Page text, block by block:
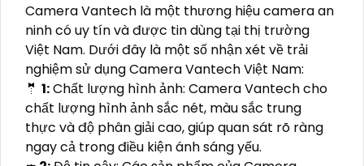
Camera Vantech là một thương hiệu camera an
ninh có uy tín và được tin dùng tại thị trường
Việt Nam. Dưới đây là một số nhận xét về trải
nghiệm sử dụng Camera Vantech Việt Nam:
🤵 1:Chất lượng hình ảnh: Camera Vantech cho
chất lượng hình ảnh sắc nét, màu sắc trung
thực và độ phân giải cao, giúp quan sát rõ ràng
ngay cả trong điều kiện ánh sáng yếu.